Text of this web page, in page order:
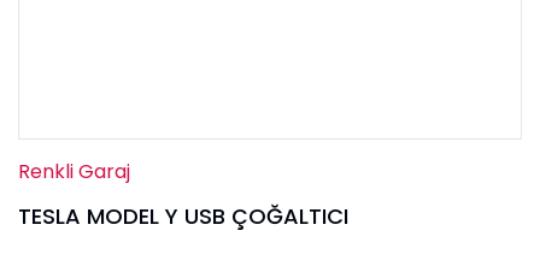
Renkli Garaj
TESLA MODEL Y USB ÇOĞALTICI